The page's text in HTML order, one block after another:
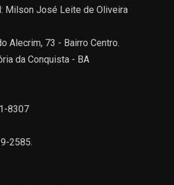
Milson José Leite de Oliveira
Alecrim, 73 - Bairro Centro.
da Conquista - BA
8307
2585.